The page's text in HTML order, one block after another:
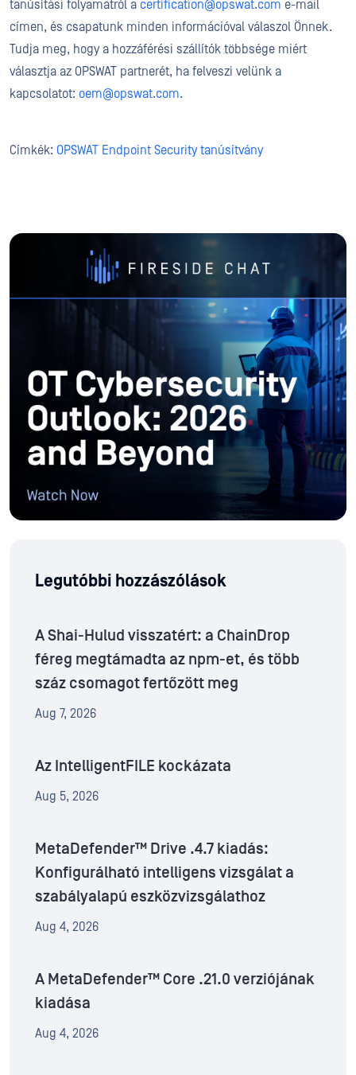
tanúsítási folyamatról a certification@opswat.com e-mail
címen, és csapatunk minden információval válaszol Önnek.
Tudja meg, hogy a hozzáférési szállítók többsége miért
választja az OPSWAT partnerét, ha felveszi velünk a
kapcsolatot: oem@opswat.com.
Címkék: OPSWAT Endpoint Security tanúsítvány
Legutóbbi hozzászólások
A Shai-Hulud visszatért: a ChainDrop
féreg megtámadta az npm-et, és több
száz csomagot fertőzött meg
Aug 7, 2026
Az IntelligentFILE kockázata
Aug 5, 2026
MetaDefender™ Drive .4.7 kiadás:
Konfigurálható intelligens vizsgálat a
szabályalapú eszközvizsgálathoz
Aug 4, 2026
A MetaDefender™ Core .21.0 verziójának
kiadása
Aug 4, 2026